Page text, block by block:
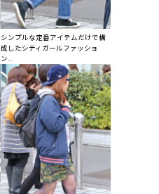
シンプルな定番アイテムだけで構
成したシティガールファッショ
ン...